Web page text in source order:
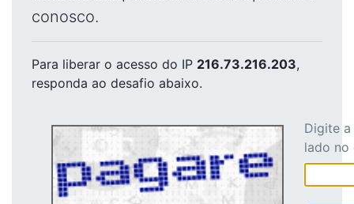
conosco.
Para liberar o acesso do IP 216.73.216.203,
responda ao desafio abaixo.
Digite
lado no